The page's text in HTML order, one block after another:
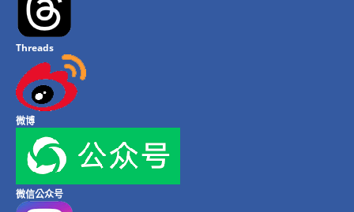
Threads
微博
微信公众号